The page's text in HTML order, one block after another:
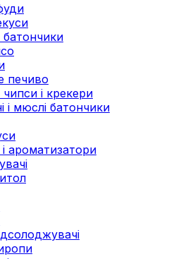
батончики
печиво
чипси і крекери
і мюслі батончики
ароматизатори